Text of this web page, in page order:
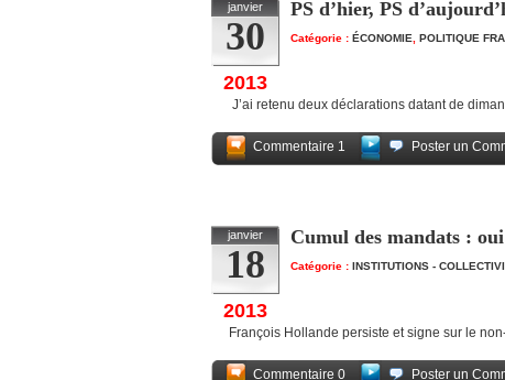
janvier
30
2013
PS d’hier, PS
Catégorie : ÉCONOMIE POLITIQUE
J’ai retenu deux déclarations datant de
Commentaire 1
Poster un
janvier
18
2013
Cumul des mandats :
Catégorie : INSTITUTIONS -
François Hollande persiste et signe sur le
Commentaire 0
Poster un